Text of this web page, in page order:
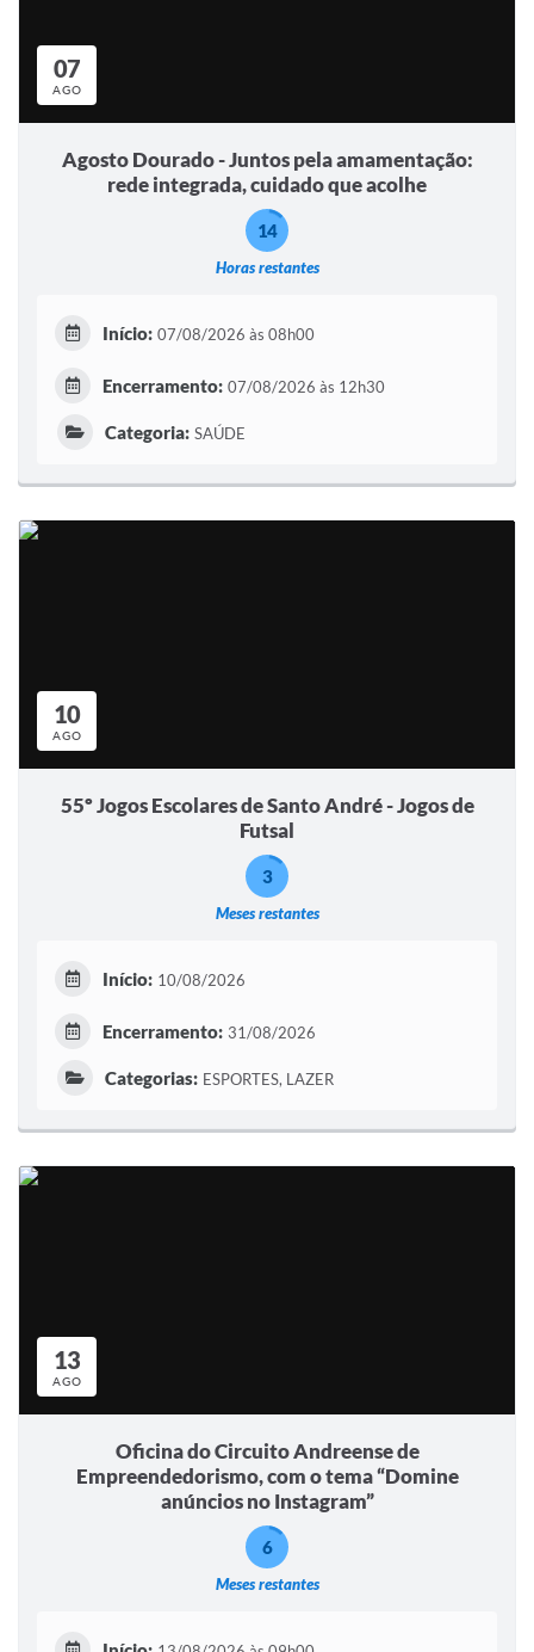
07
AGO
Agosto Dourado - Juntos pela amamentação:
rede integrada, cuidado que acolhe
Horas restantes
14
Início: 07/08/2026 às 08h00
Encerramento: 07/08/2026 às 12h30
Categoria: SAÚDE
10
AGO
55º Jogos Escolares de Santo André - Jogos de
Futsal
Meses restantes
3
Início: 10/08/2026
Encerramento: 31/08/2026
Categorias: ESPORTES, LAZER
13
AGO
Oficina do Circuito Andreense de
Empreendedorismo, com o tema “Domine
anúncios no Instagram”
Meses restantes
6